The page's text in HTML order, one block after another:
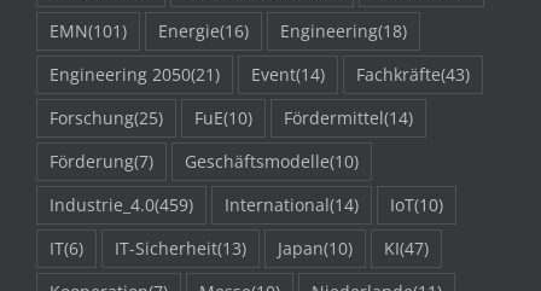
EMN(101) Energie(16) Engineering(18)
Engineering 2050(21) Event(14) Fachkräfte(43)
Forschung(25) FuE(10) Fördermittel(14)
Förderung(7) Geschäftsmodelle(10)
Industrie_4.0(459) International(14) IoT(10)
IT(6) IT-Sicherheit(13) Japan(10) KI(47)